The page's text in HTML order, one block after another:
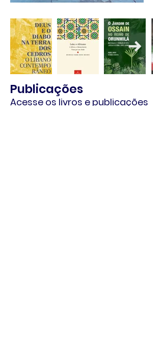
Publicações
Acesse os livros e publicações